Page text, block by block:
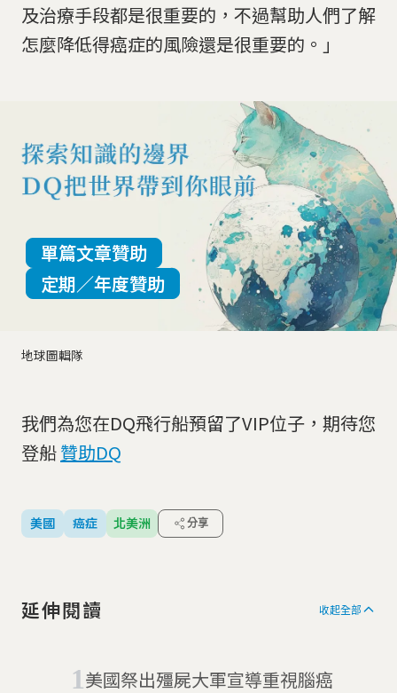
及治療手段都是很重要的，不過幫助人們了解
怎麼降低得癌症的風險還是很重要的。」
地球圖輯隊
單篇文章贊助
定期／年度贊助
我們為您在DQ飛行船預留了VIP位子，期待您
登船贊助DQ
美國 癌症 北美洲 分享
延伸閱讀 收起全部
美國祭出殭屍大軍宣導重視腦癌